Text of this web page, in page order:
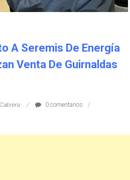
A Seremis De Energía
Venta De Guirnaldas
0 comentarios